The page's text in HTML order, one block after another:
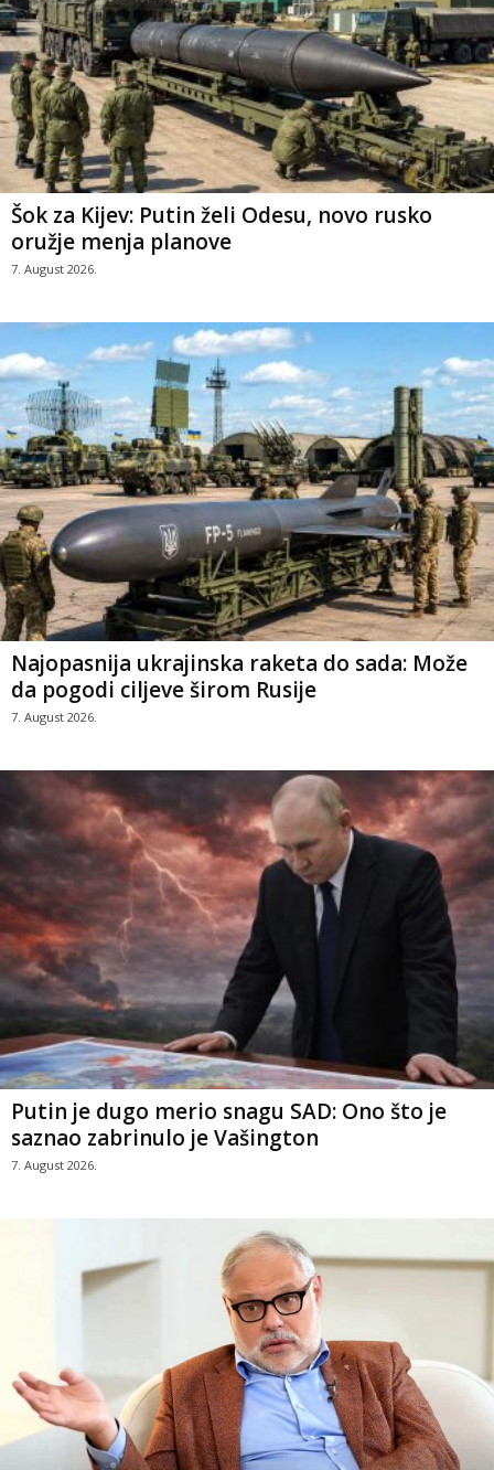
Šok za Kijev: Putin želi Odesu, novo rusko
oružje menja planove
7. August 2026.
Najopasnija ukrajinska raketa do sada: Može
da pogodi ciljeve širom Rusije
7. August 2026.
Putin je dugo merio snagu SAD: Ono što je
saznao zabrinulo je Vašington
7. August 2026.